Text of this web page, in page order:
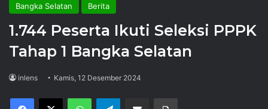
Bangka Selatan Berita
1.744 Peserta Ikuti Seleksi PPPK
Tahap 1 Bangka Selatan
inlens Kamis, 12 Desember 2024
Facebook
X WhatsAppTelegram Share via Email Print